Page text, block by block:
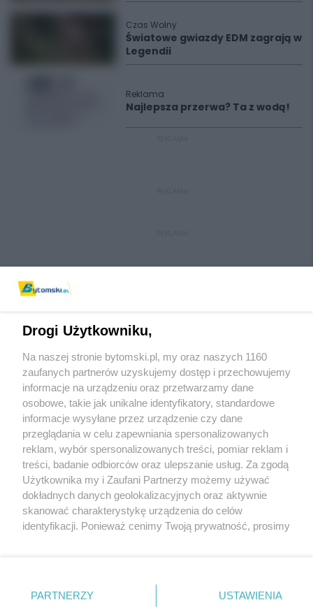
Czas Wolny
Światowe gwiazdy EDM zagrają w
Legendii
Reklama
Najlepsza przerwa? Ta z wodą!
Wydawca mediów lokalnych
Nie zapomnij
zapoznać się z:
polityką prywatności regulamin korzystania z portali
Twojemiasto
Piekary Śląskie
Chorzów
Tarnowskie Góry
Gliwice
Skontaktuj sięz nami
Kontakt
Wydawca
Pogoda
Drogi Użytkowniku,
Na naszej stronie bytomski.pl, my oraz naszych 1160
zaufanych partnerów uzyskujemy dostęp i przechowujemy
informacje na urządzeniu oraz przetwarzamy dane
osobowe, takie jak unikalne identyfikatory, standardowe
informacje wysyłane przez urządzenie czy dane
przeglądania w celu zapewniania spersonalizowanych
reklam, wybór spersonalizowanych treści, pomiar reklam i
treści, badanie odbiorców oraz ulepszanie usług. Za zgodą
Użytkownika my i Zaufani Partnerzy możemy używać
dokładnych danych geolokalizacyjnych oraz aktywnie
skanować charakterystykę urządzenia do celów
identyfikacji. Ponieważ cenimy Twoją prywatność, prosimy
prywatności znajdujący się w lewym dolnym rogu strony
. Niektóre rodzaje przetwarzania danych nie wymagają
PARTNERZY USTAWIENIA